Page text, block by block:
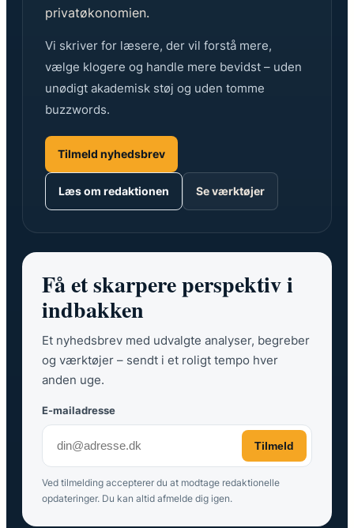
privatøkonomien.
Vi skriver for læsere, der vil forstå mere,
vælge klogere og handle mere bevidst – uden
unødigt akademisk støj og uden tomme
buzzwords.
Tilmeld nyhedsbrev
Læs om redaktionen Se værktøjer
Få et skarpere perspektiv i
indbakken
Et nyhedsbrev med udvalgte analyser, begreber
og værktøjer – sendt i et roligt tempo hver
anden uge.
E-mailadresse
Tilmeld
Ved tilmelding accepterer du at modtage redaktionelle
opdateringer. Du kan altid afmelde dig igen.